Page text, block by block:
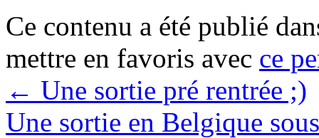
Ce contenu a été publié
mettre en favoris avec ce
← Une sortie pré rentrée ;)
Une sortie en Belgique